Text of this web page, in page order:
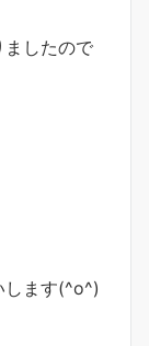
ましたので
します(^o^)